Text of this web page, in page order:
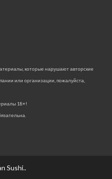
которые нарушают авторские
или организации, пожалуйста,
18+!
Sushi..